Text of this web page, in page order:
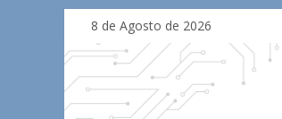
content
8 de Agosto de 2026